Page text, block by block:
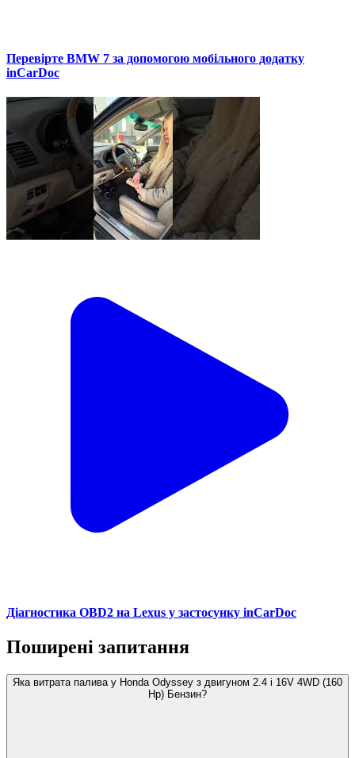
Перевірте BMW 7 за допомогою мобільного додатку
inCarDoc
Діагностика OBD2 на Lexus у застосунку inCarDoc
Поширені запитання
Яка витрата палива у Honda Odyssey з двигуном 2.4 i 16V 4WD (160
Hp) Бензин?